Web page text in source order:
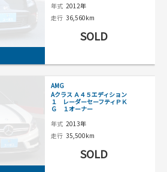
年式 2012年
走行 36,560km
SOLD
AMG
Aクラス Ａ４５エディション
１ レーダーセーフティＰＫ
Ｇ １オーナー
年式 2013年
走行 35,500km
SOLD